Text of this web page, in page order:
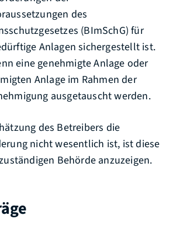
des
(BImSchG) für
Anlagen sichergestellt ist.
eine genehmigte Anlage oder
Anlage im Rahmen der
ausgetauscht werden.
des Betreibers die
nicht wesentlich ist, ist diese
Behörde anzuzeigen.